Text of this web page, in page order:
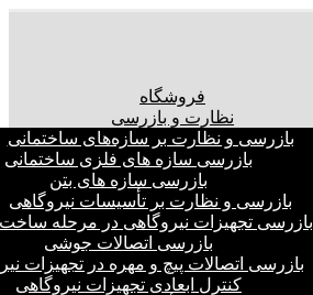
فروشگاه
نظارت و بازرسی
بازرسی و نظارت بر سازه‌های ساختمانی
بازرسی سازه های فلزی ساختمانی
بازرسی سازه های بتن
بازرسی و نظارت بر تأسیسات نیروگاهی
بازرسی تجهیزات نیروگاهی در مرحله
بازرسی اتصالات جوشی
بازرسی اتصالات پیچ و مهره در تجهیزات
کنترل ابعادی تجهیزات نیروگاهی